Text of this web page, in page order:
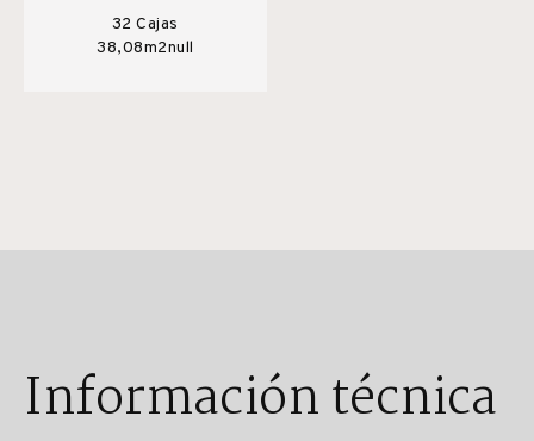
32 Cajas
38,08m2null
Información técnica